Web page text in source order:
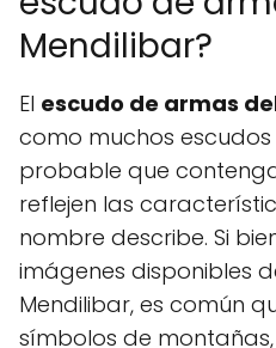
Mendilibar?
El escudo de armas
como muchos
probable que
reflejen las
nombre describe. Si
imágenes disponibles
Mendilibar, es común
símbolos de